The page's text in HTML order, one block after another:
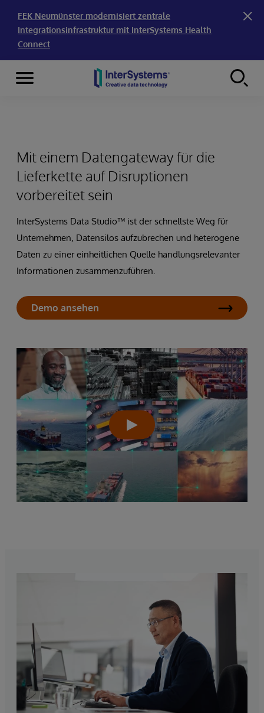
FEK Neumünster modernisiert zentrale
Integrationsinfrastruktur mit InterSystems Health
Connect
Skip to content
Menu
Mit einem Datengateway für die
Lieferkette auf Disruptionen
vorbereitet sein
InterSystems Data Studio™ ist der schnellste Weg für
Unternehmen, Datensilos aufzubrechen und heterogene
Daten zu einer einheitlichen Quelle handlungsrelevanter
Informationen zusammenzuführen.
Demo ansehen